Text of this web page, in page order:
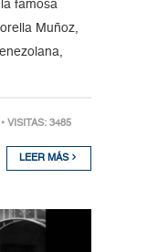
famosa
Muñoz,
• VISITAS: 3485
LEER MÁS